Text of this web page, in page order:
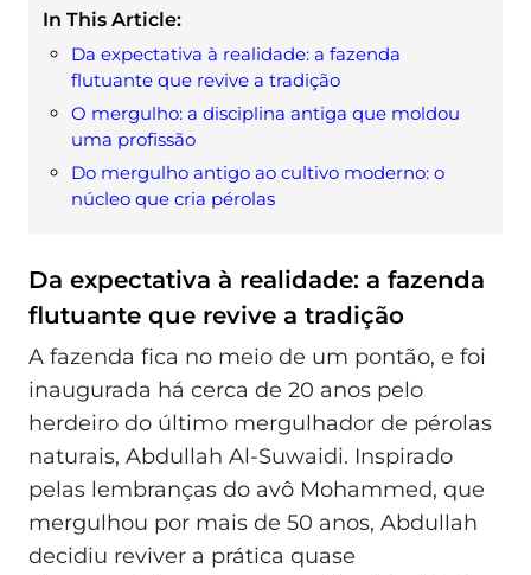
In This Article:
Da expectativa à realidade: a fazenda
flutuante que revive a tradição
O mergulho: a disciplina antiga que moldou
uma profissão
Do mergulho antigo ao cultivo moderno: o
núcleo que cria pérolas
Da expectativa à realidade: a fazenda
flutuante que revive a tradição
A fazenda fica no meio de um pontão, e foi
inaugurada há cerca de 20 anos pelo
herdeiro do último mergulhador de pérolas
naturais, Abdullah Al-Suwaidi. Inspirado
pelas lembranças do avô Mohammed, que
mergulhou por mais de 50 anos, Abdullah
decidiu reviver a prática quase